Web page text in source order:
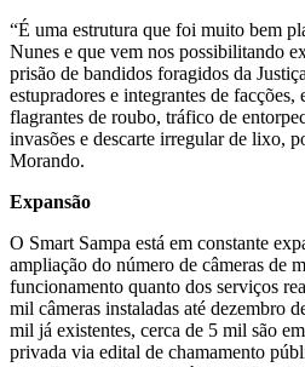
“É uma estrutura que foi muito bem
Nunes e que vem nos possibilitando
prisão de bandidos foragidos da
estupradores e integrantes de facções,
flagrantes de roubo, tráfico de
invasões e descarte irregular de lixo,
Morando.
Expansão
O Smart Sampa está em constante
ampliação do número de câmeras de
funcionamento quanto dos serviços
mil câmeras instaladas até dezembro
mil já existentes, cerca de 5 mil são
privada via edital de chamamento